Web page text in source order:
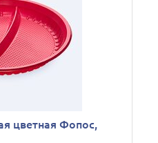
цветная Фопос,